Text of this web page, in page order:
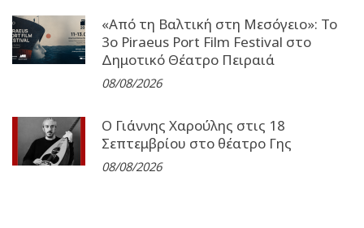
«Από τη Βαλτική στη Μεσόγειο»: Το
3o Piraeus Port Film Festival στο
Δημοτικό Θέατρο Πειραιά
08/08/2026
Ο Γιάννης Χαρούλης στις 18
Σεπτεμβρίου στο θέατρο Γης
08/08/2026